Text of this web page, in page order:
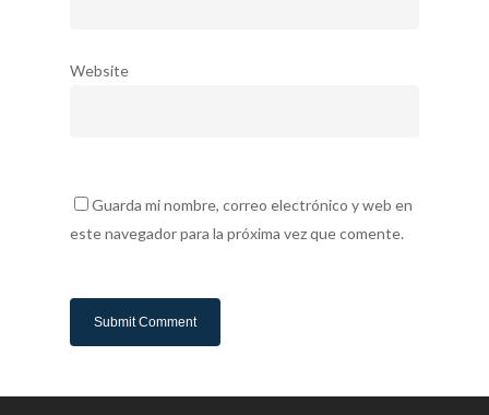
Website
Guarda mi nombre, correo electrónico y web en
este navegador para la próxima vez que comente.